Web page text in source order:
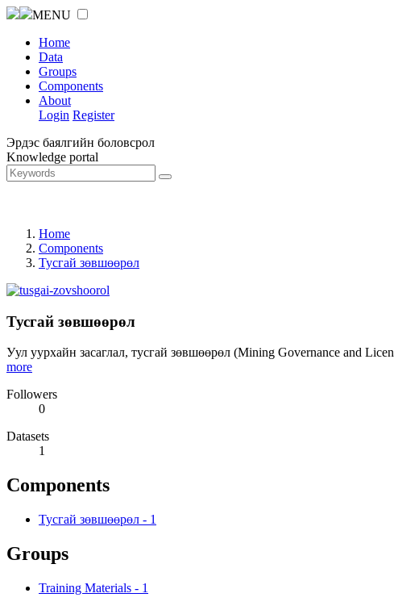
MENU
Home
Data
Groups
Components
About
Login Register
Эрдэс баялгийн боловсрол
Knowledge portal
Home
Components
Тусгай зөвшөөрөл
Тусгай зөвшөөрөл
Уул уурхайн засаглал, тусгай зөвшөөрөл (Mining Governance and
more
Followers
0
Datasets
1
Components
Тусгай зөвшөөрөл - 1
Groups
Training Materials - 1